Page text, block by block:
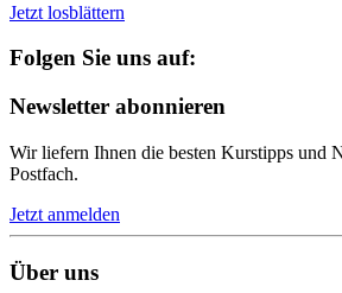
Jetzt losblättern
Folgen Sie uns auf:
Newsletter abonnieren
Wir liefern Ihnen die besten Kurstipps und
Postfach.
Jetzt anmelden
Über uns